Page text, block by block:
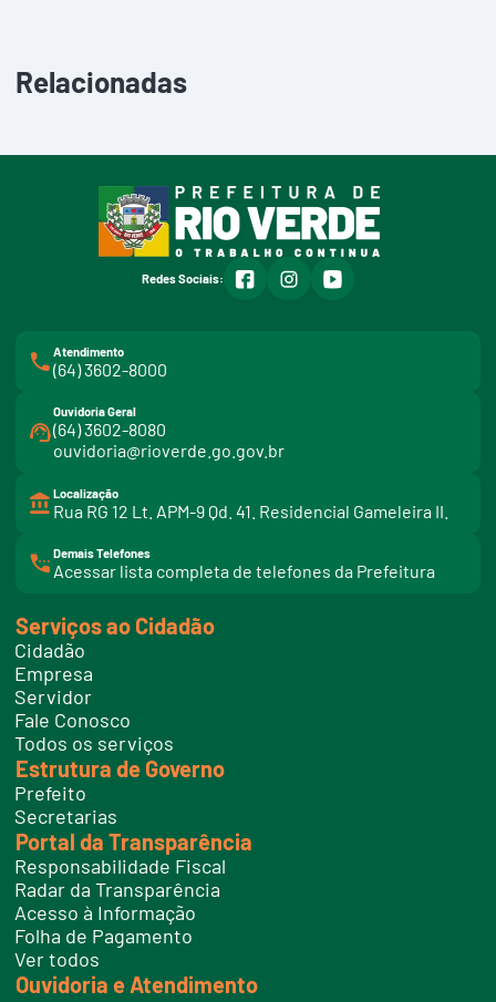
Relacionadas
Redes Sociais: facebookinstagramyoutube
Atendimento
(64) 3602-8000
Ouvidoria Geral
(64) 3602-8080
ouvidoria@rioverde.go.gov.br
Localização
Rua RG 12 Lt. APM-9 Qd. 41. Residencial Gameleira II.
Demais Telefones
Acessar lista completa de telefones da Prefeitura
i
t
e
l
f
o
e
s
Serviços ao Cidadão
Cidadão
Empresa
Servidor
Fale Conosco
Todos os serviços
Estrutura de Governo
Prefeito
Secretarias
Portal da Transparência
Responsabilidade Fiscal
Radar da Transparência
Acesso à Informação
Folha de Pagamento
Ver todos
Ouvidoria e Atendimento